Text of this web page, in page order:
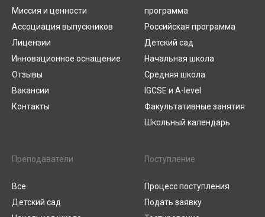
Миссия и ценности
Ассоциация выпускников
Лицензии
Инновационное оснащение
Отзывы
Вакансии
Контакты
программа
Российская программа
Детский сад
Начальная школа
Средняя школа
IGCSE и A-level
Факультативные занятия
Школьный календарь
Преподаватели
Все
Детский сад
Поступление
Процесс поступления
Подать заявку